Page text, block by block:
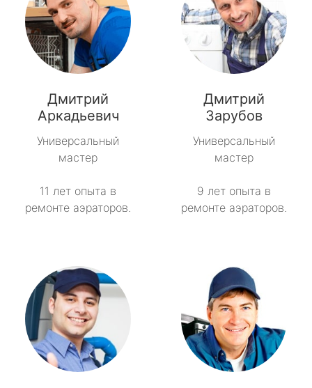
Дмитрий
Аркадьевич
Универсальный
мастер
11 лет опыта в
ремонте аэраторов.
Дмитрий
Зарубов
Универсальный
мастер
9 лет опыта в
ремонте аэраторов.